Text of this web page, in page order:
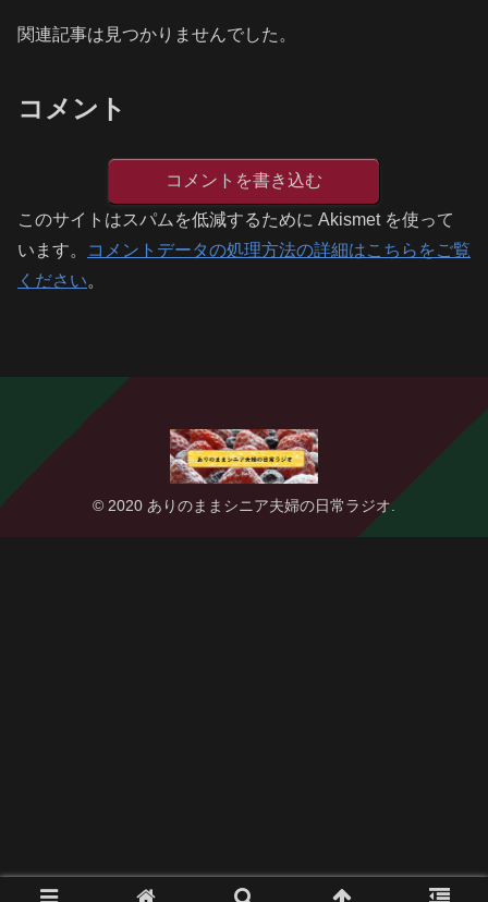
関連記事は見つかりませんでした。
コメント
コメントを書き込む
このサイトはスパムを低減するために Akismet を使って
います。
コメントデータの処理方法の詳細はこちらをご覧
ください。
© 2020 ありのままシニア夫婦の日常ラジオ.